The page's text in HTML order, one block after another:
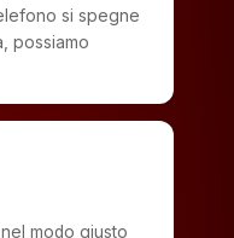
si spegne
possiamo
modo giusto